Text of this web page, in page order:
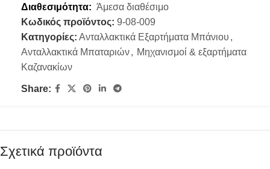
Διαθεσιμότητα: Άμεσα διαθέσιμο
Κωδικός προϊόντος: 9-08-009
Κατηγορίες: Ανταλλακτικά Εξαρτήματα Μπάνιου ,
Ανταλλακτικά Μπαταριών, Μηχανισμοί & εξαρτήματα
Καζανακίων
Share:
Σχετικά προϊόντα